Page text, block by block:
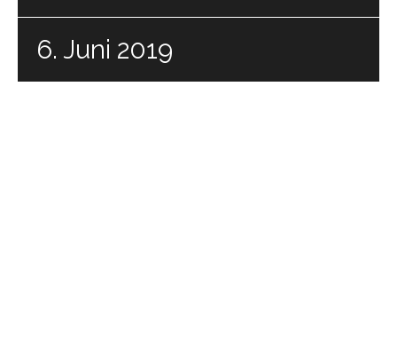
6. Juni 2019